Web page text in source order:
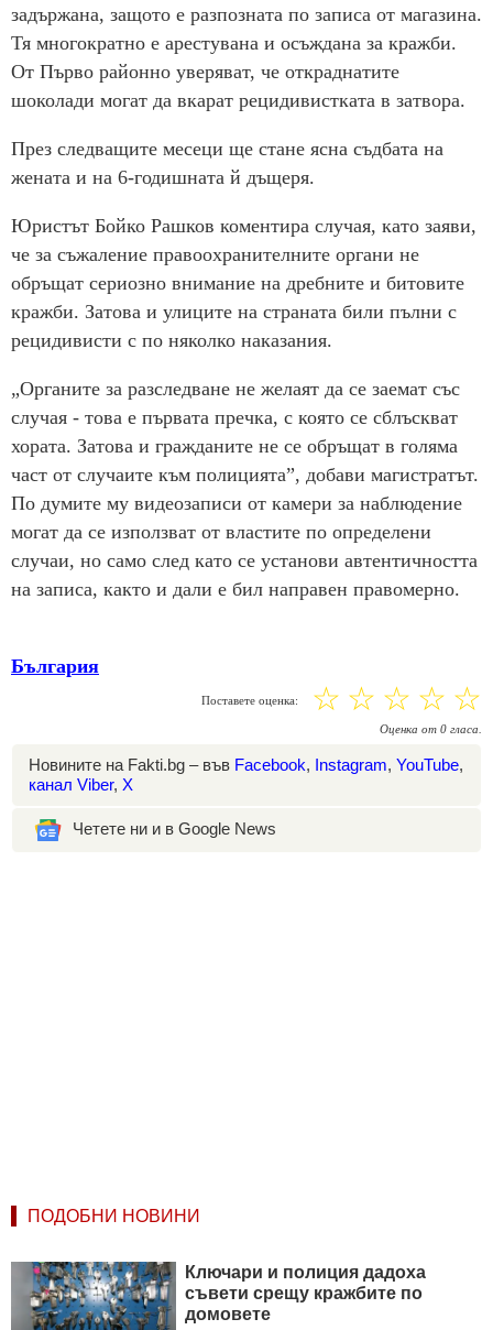
задържана, защото е разпозната по записа от магазина.
Тя многократно е арестувана и осъждана за кражби.
От Първо районно уверяват, че откраднатите
шоколади могат да вкарат рецидивистката в затвора.
През следващите месеци ще стане ясна съдбата на
жената и на 6-годишната й дъщеря.
Юристът Бойко Рашков коментира случая, като заяви,
че за съжаление правоохранителните органи не
обръщат сериозно внимание на дребните и битовите
кражби. Затова и улиците на страната били пълни с
рецидивисти с по няколко наказания.
„Органите за разследване не желаят да се заемат със
случая - това е първата пречка, с която се сблъскват
хората. Затова и гражданите не се обръщат в голяма
част от случаите към полицията”, добави магистратът.
По думите му видеозаписи от камери за наблюдение
могат да се използват от властите по определени
случаи, но само след като се установи автентичността
на записа, както и дали е бил направен правомерно.
България
Поставете оценка: ☆
☆
☆
☆
☆
Оценка от 0 гласа.
Новините на Fakti.bg – във Facebook, Instagram, YouTube,
канал Viber, X
Четете ни и в Google News
ПОДОБНИ НОВИНИ
Ключари и полиция дадоха
съвети срещу кражбите по
домовете